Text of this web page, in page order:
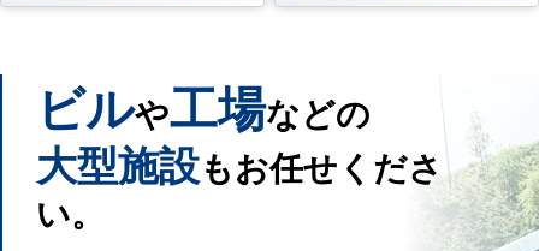
ビルや工場などの
大型施設もお任せくださ
い。